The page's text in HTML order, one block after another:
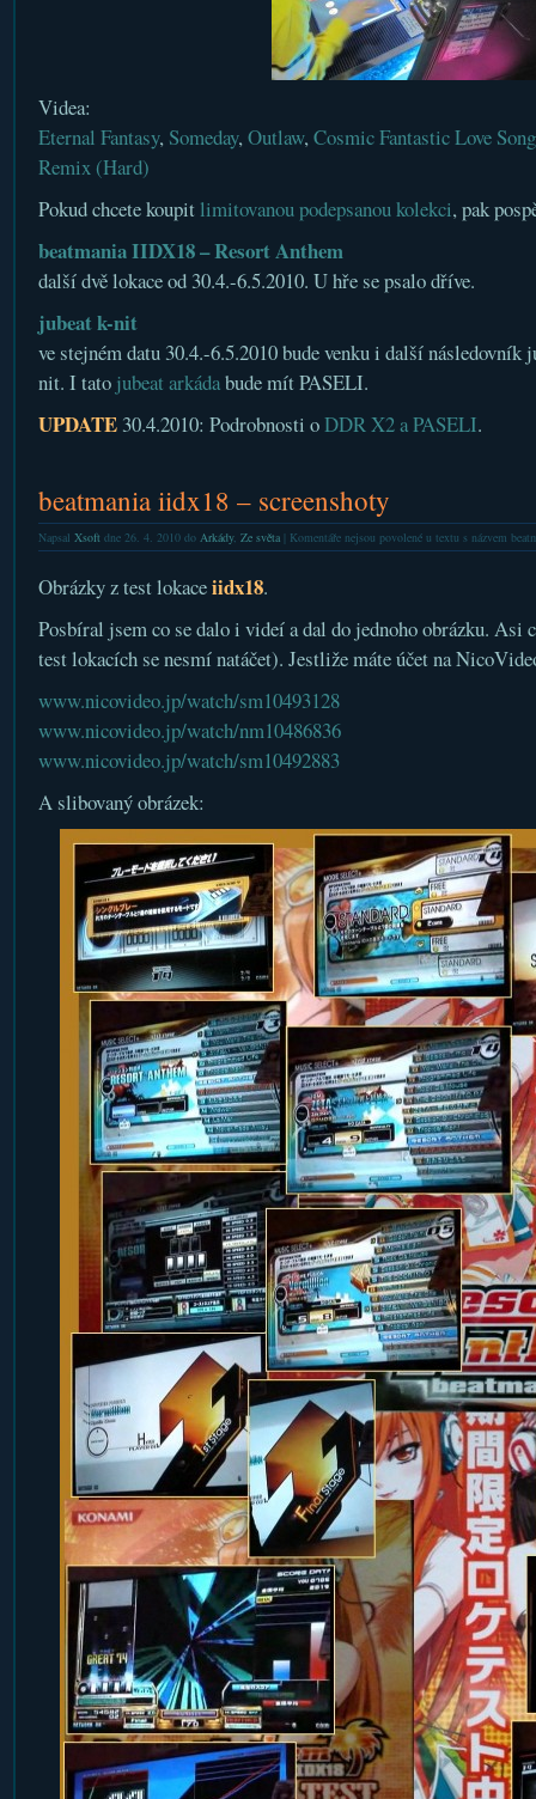
Videa:
Eternal Fantasy, Someday,Outlaw,Cosmic Fantastic Love Song
Remix (Hard)
Pokud chcete koupit limitovanou podepsanou kolekci, pak
beatmania IIDX18 – Resort Anthem
další dvě lokace od 30.4.-6.5.2010. U hře se psalo dříve.
jubeat k-nit
ve stejném datu 30.4.-6.5.2010 bude venku i další následovník
nit. I tato jubeat arkádabude mít PASELI.
UPDATE 30.4.2010: Podrobnosti oDDR X2 a PASELI.
beatmania iidx18 – screenshoty
Napsal Xsoftdne 26. 4. 2010 do Arkády, Ze světa| Komentáře nejsou povolenéu textu s názvem
Obrázky z test lokaceiidx18.
Posbíral jsem co se dalo i videí a dal do jednoho obrázku. Asi
test lokacích se nesmí natáčet). Jestliže máte účet na
www.nicovideo.jp/watch/sm10493128
www.nicovideo.jp/watch/nm10486836
www.nicovideo.jp/watch/sm10492883
A slibovaný obrázek: